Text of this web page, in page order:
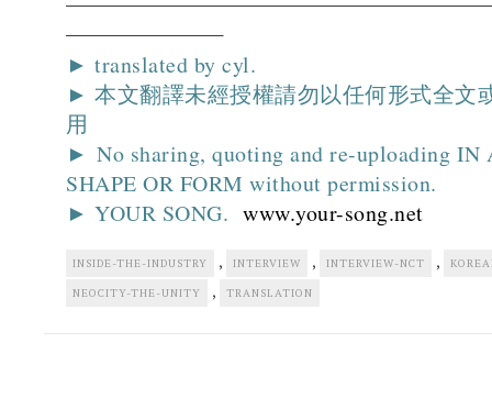
► translated by cyl.
► 本文翻譯未經授權請勿以任何形式全文
用
► No sharing, quoting and re-uploading IN
SHAPE OR FORM without permission.
► YOUR SONG. www.your-song.net
INSIDE-THE-INDUSTRY , INTERVIEW , INTERVIEW-NCT ,
NEOCITY-THE-UNITY , TRANSLATION